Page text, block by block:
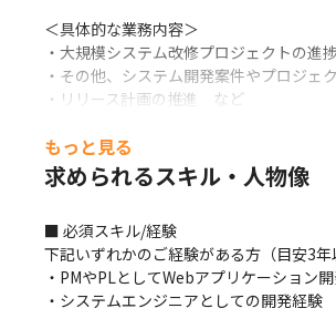
＜具体的な業務内容＞
・大規模システム改修プロジェクトの進
・その他、システム開発案件やプロジェ
・リリース計画の推進　など
＜開発体制＞
▼担当工程
・要件定義/基本設計
・テスト（ベンダーが担当するため、テ
・運用（ベンダーが担当するため、運用
▼ベンダー
もっと見る
求められるスキル・人物像
■ 必須スキル/経験
下記いずれかのご経験がある方（目安3年
・PMやPLとしてWebアプリケーション
・システムエンジニアとしての開発経験